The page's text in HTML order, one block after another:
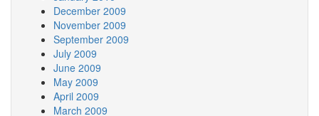
December 2009
November 2009
September 2009
July 2009
June 2009
May 2009
April 2009
March 2009